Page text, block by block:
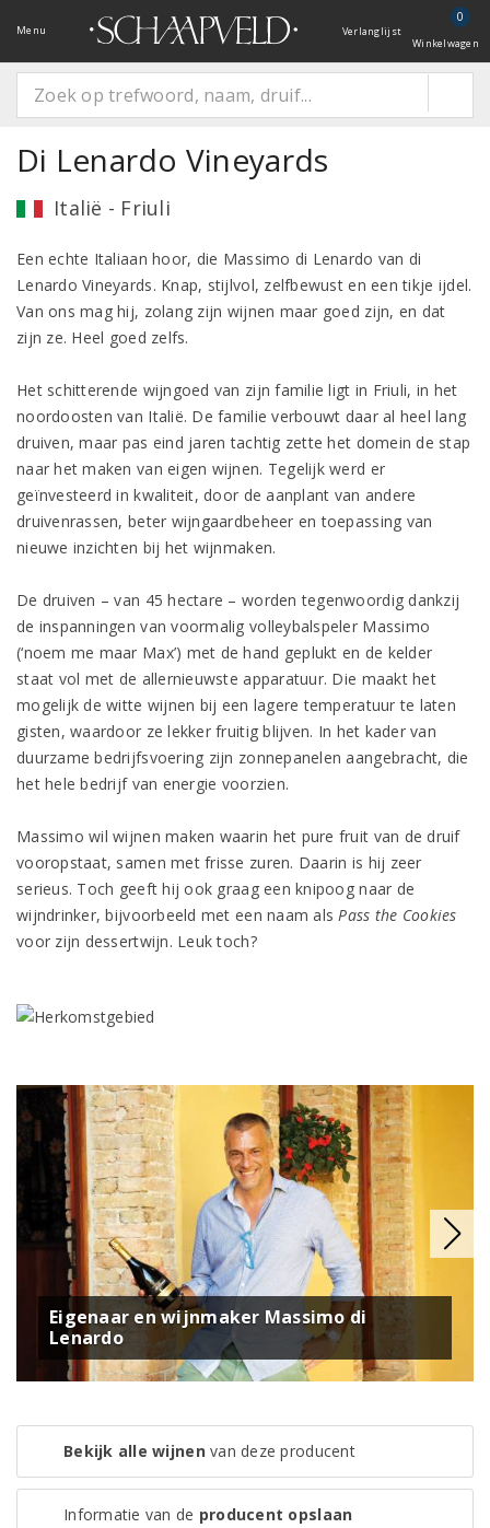
Menu Verlanglijst
0
Winkelwagen
Di Lenardo Vineyards
Italië - Friuli
Een echte Italiaan hoor, die Massimo di Lenardo van di
Lenardo Vineyards. Knap, stijlvol, zelfbewust en een tikje ijdel.
Van ons mag hij, zolang zijn wijnen maar goed zijn, en dat
zijn ze. Heel goed zelfs.
Het schitterende wijngoed van zijn familie ligt in Friuli, in het
noordoosten van Italië. De familie verbouwt daar al heel lang
druiven, maar pas eind jaren tachtig zette het domein de stap
naar het maken van eigen wijnen. Tegelijk werd er
geïnvesteerd in kwaliteit, door de aanplant van andere
druivenrassen, beter wijngaardbeheer en toepassing van
nieuwe inzichten bij het wijnmaken.
De druiven – van 45 hectare – worden tegenwoordig dankzij
de inspanningen van voormalig volleybalspeler Massimo
(‘noem me maar Max’) met de hand geplukt en de kelder
staat vol met de allernieuwste apparatuur. Die maakt het
mogelijk de witte wijnen bij een lagere temperatuur te laten
gisten, waardoor ze lekker fruitig blijven. In het kader van
duurzame bedrijfsvoering zijn zonnepanelen aangebracht, die
het hele bedrijf van energie voorzien.
Massimo wil wijnen maken waarin het pure fruit van de druif
vooropstaat, samen met frisse zuren. Daarin is hij zeer
serieus. Toch geeft hij ook graag een knipoog naar de
wijndrinker, bijvoorbeeld met een naam alsPass the Cookies
voor zijn dessertwijn. Leuk toch?
Eigenaar en wijnmaker Massimo di
Lenardo
Bekijk alle wijnenvan deze producent
Informatie van de producent opslaan